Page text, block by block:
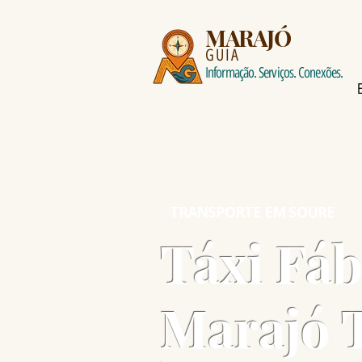
MARAJÓ
GUIA
Informação. Serviços. Conexões.
Táxi
Marajó